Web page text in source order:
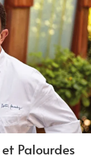
Palourdes